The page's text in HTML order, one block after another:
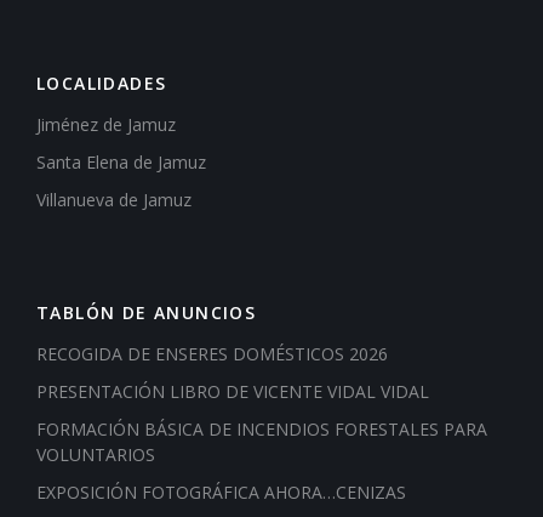
LOCALIDADES
Jiménez de Jamuz
Santa Elena de Jamuz
Villanueva de Jamuz
TABLÓN DE ANUNCIOS
RECOGIDA DE ENSERES DOMÉSTICOS 2026
PRESENTACIÓN LIBRO DE VICENTE VIDAL VIDAL
FORMACIÓN BÁSICA DE INCENDIOS FORESTALES PARA
VOLUNTARIOS
EXPOSICIÓN FOTOGRÁFICA AHORA…CENIZAS